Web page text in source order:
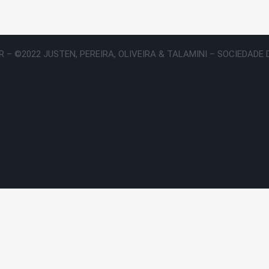
– ©2022 JUSTEN, PEREIRA, OLIVEIRA & TALAMINI – SOCIEDADE